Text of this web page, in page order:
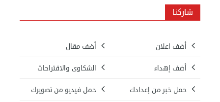
شاركنا
أضف اعلان أضف مقال
أضف إهداء الشكاوى والاقتراحات
حمل خبر من إعدادك حمل فيديو من تصويرك